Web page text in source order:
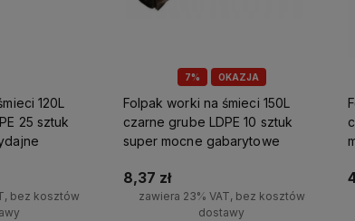
120L
25 sztuk
bez kosztów
7% OKAZJA
Folpak worki na śmieci 150L
czarne grube LDPE 10 sztuk
super mocne gabarytowe
8,37 zł
zawiera 23% VAT, bez kosztów
dostawy